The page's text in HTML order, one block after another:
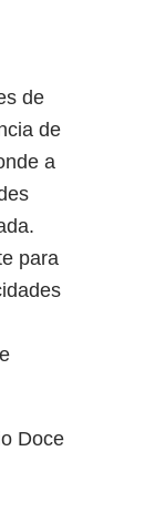
de
de
a
para
Doce